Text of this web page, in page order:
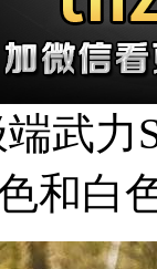
武力
和白